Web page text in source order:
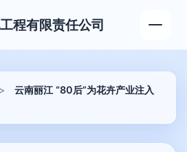
程有限责任公司
>
云南丽江 “80后”为花卉产业注入